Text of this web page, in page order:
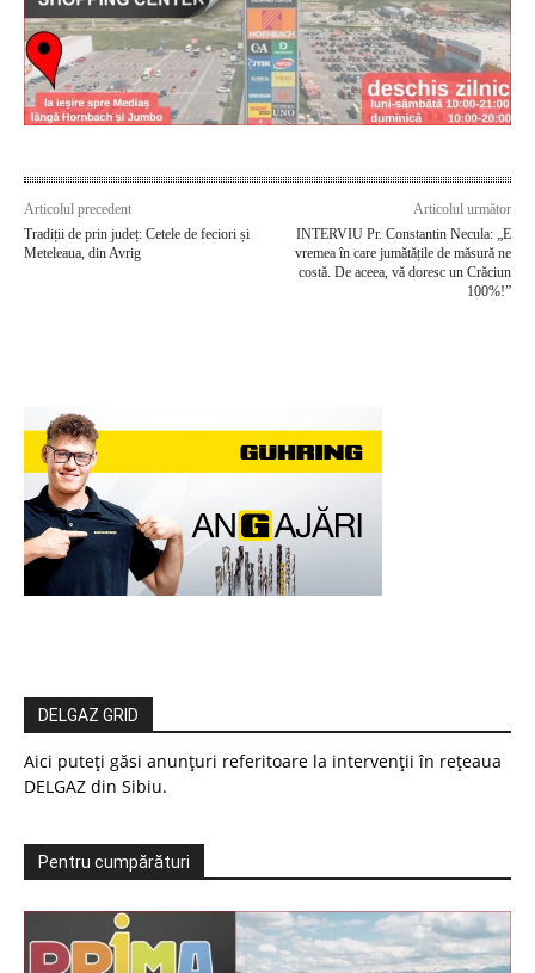
Articolul precedent
Tradiții de prin județ: Cetele de feciori și
Meteleaua, din Avrig
Articolul următor
INTERVIU Pr. Constantin Necula: „E
vremea în care jumătățile de măsură ne
costă. De aceea, vă doresc un Crăciun
100%!”
DELGAZ GRID
Aici puteți găsi anunțuri referitoare la intervenții în rețeaua
DELGAZ din Sibiu.
Pentru cumpărături